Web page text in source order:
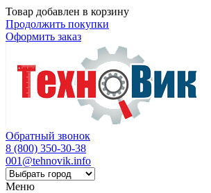
Товар добавлен в корзину
Продолжить покупки
Оформить заказ
Обратный звонок
8 (800) 350-30-38
001@tehnovik.info
Меню